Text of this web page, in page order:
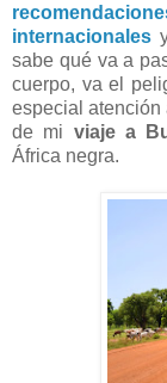
internacionales
sabe qué va a
cuerpo, va el
especial atención
de mi viaje a
África negra.